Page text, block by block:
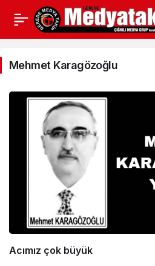
Mehmet
Karagözoğlu
Haberleri
Mehmet Karagözoğlu
Acımız çok büyük